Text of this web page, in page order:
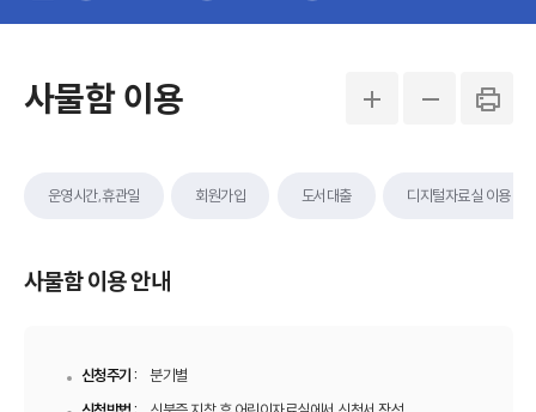
사물함 이용
운영시간,휴관일 회원가입 도서대출 디지털자료실 이용
사물함 이용 안내
신청주기 :
분기별